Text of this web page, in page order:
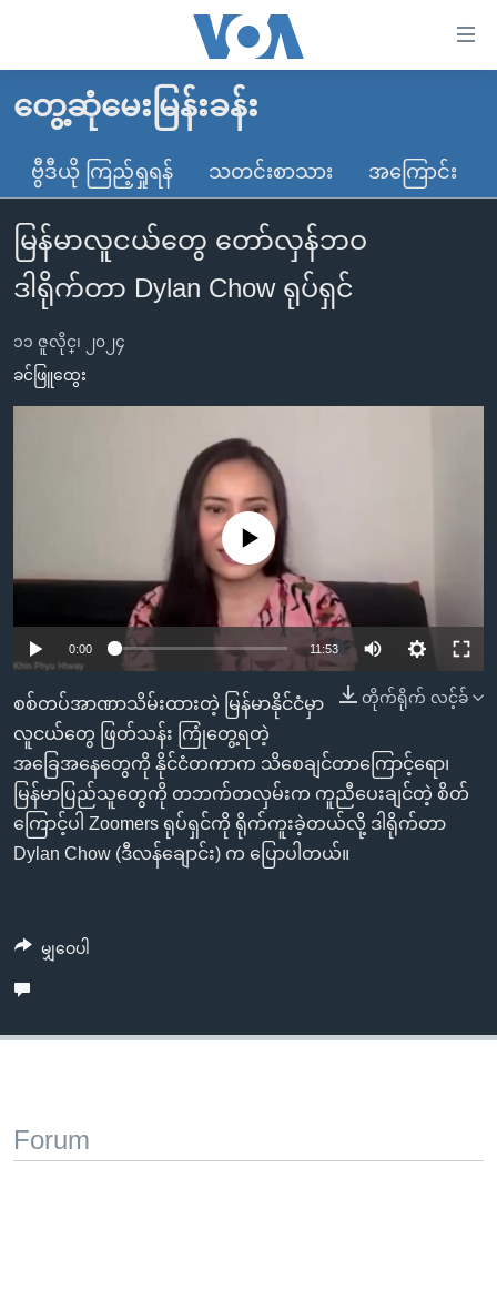
လွယ်ကူ
သည့်
Link
များ
ပင်မ
သို့
ကျော်
ကျော်
ကြည့်
ရှာဖွေ
ရန်
နေရာ
သို့
ကျော်
ရန်
မူလစာမျက်နှာ
မြန်မာ
ကမ္ဘာ့သတင်းများ
နိုင်ငံတကာ
အမေရိကန်
အစ္စရေး-ပါလက်စတိုင်း
ဗွီဒီယို
သတင်းလွတ်လပ်ခွင့်
ရပ်ဝန်းတခု လမ်းတခု အလွန်
အင်္ဂလိပ်စာလေ့လာမယ်
ရုပ်ရှင်ထဲက အင်္ဂလိပ်စာ
သုတပဒေသာ အင်္ဂလိပ်စာ
ရေဒီယိုနှင့်ရုပ်သံ အချက်အလက်များ
ဗွီအိုအေ လူမှုကွန်ယက်များ
ဘာသာစကားများ
တွေ့ဆုံမေးမြန်းခန်း
ဗွီဒီယို ကြည့်ရှုရန် သတင်းစာသား အကြောင်း
မြန်မာလူငယ်တွေ တော်လှန်ဘဝ
ဒါရိုက်တာ Dylan Chow ရုပ်ရှင်
၁၁ ဇူလိုင္၊ ၂၀၂၄
ခင်ဖြူထွေး
No media source currently available
0:00 11:53
တိုက်ရိုက် လင့်ခ်
စစ်တပ်အာဏာသိမ်းထားတဲ့ မြန်မာနိုင်ငံမှာ
လူငယ်တွေ ဖြတ်သန်း ကြုံတွေ့ရတဲ့
အခြေအနေတွေကို နိုင်ငံတကာက သိစေချင်တာကြောင့်ရော၊
မြန်မာပြည်သူတွေကို တဘက်တလှမ်းက ကူညီပေးချင်တဲ့ စိတ်
ကြောင့်ပါ Zoomers ရုပ်ရှင်ကို ရိုက်ကူးခဲ့တယ်လို့ ဒါရိုက်တာ
Dylan Chow (ဒီလန်ချောင်း) က ပြောပါတယ်။
မျှဝေပါ
Forum